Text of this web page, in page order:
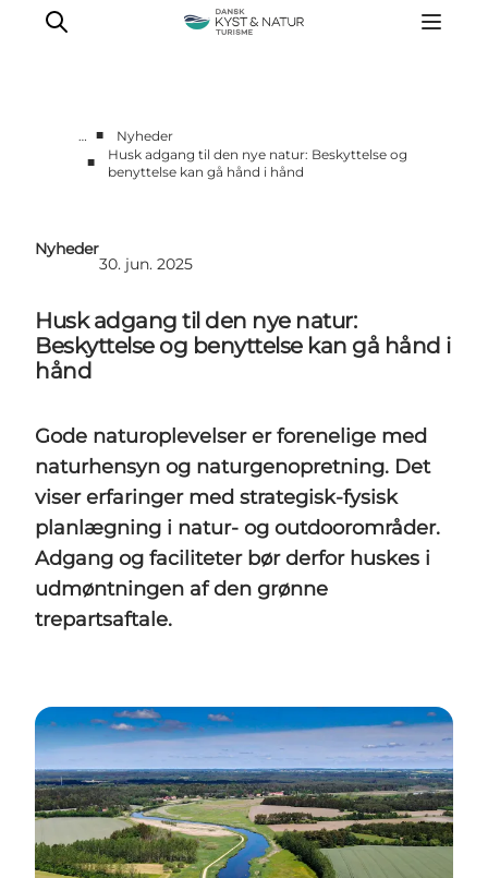
Nyheder
Vidensbank
Om os
Kontakt
… ■
Nyheder
■
Husk adgang til den nye natur: Beskyttelse og
benyttelse kan gå hånd i hånd
Nyheder
30. jun. 2025
Husk adgang til den nye natur:
Beskyttelse og benyttelse kan gå hånd i
hånd
Gode naturoplevelser er forenelige med
naturhensyn og naturgenopretning. Det
viser erfaringer med strategisk-fysisk
planlægning i natur- og outdoorområder.
Adgang og faciliteter bør derfor huskes i
udmøntningen af den grønne
trepartsaftale.